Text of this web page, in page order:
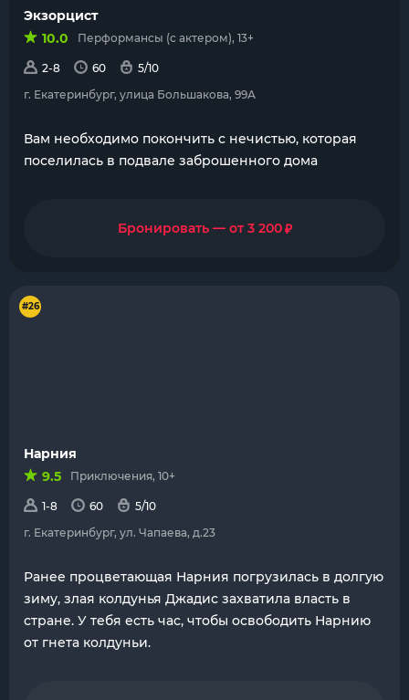
Экзорцист
10.0
Перформансы (с актером), 13+
2-8 60
5/10
г. Екатеринбург, улица Большакова, 99А
Вам необходимо покончить с нечистью, которая
поселилась в подвале заброшенного дома
Бронировать — от 3 200₽
#26
Нарния
9.5
Приключения, 10+
1-8 60
5/10
г. Екатеринбург, ул. Чапаева, д.23
Ранее процветающая Нарния погрузилась в долгую
зиму, злая колдунья Джадис захватила власть в
стране. У тебя есть час, чтобы освободить Нарнию
от гнета колдуньи.